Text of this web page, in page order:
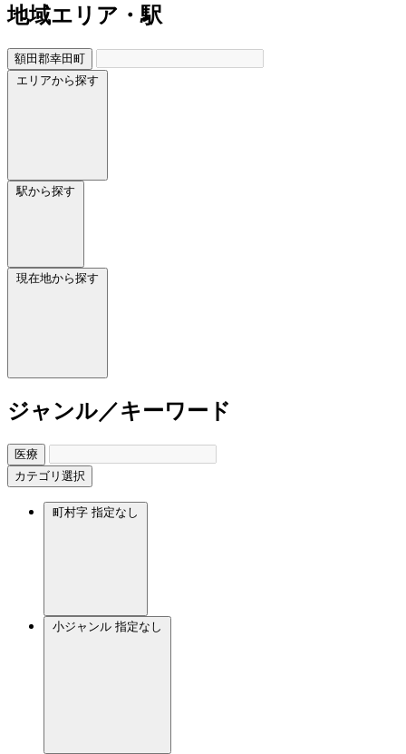
地域エリア・駅
額田郡幸田町
エリアから探す
駅から探す
現在地から探す
ジャンル／キーワード
医療
カテゴリ選択
町村字 指定なし
小ジャンル 指定なし